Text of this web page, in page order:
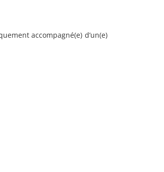
accompagné(e) d’un(e)